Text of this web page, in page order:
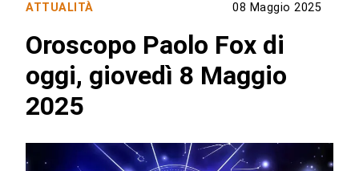
ATTUALITÀ 08 Maggio 2025
Oroscopo Paolo Fox di
oggi, giovedì 8 Maggio
2025